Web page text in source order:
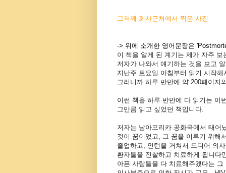
그저께 회사근처에서 찍은 사진
-> 위에 소개한 영어문장은
이 책을 알게 된 계기는 제가 자주
저자가 나와서 얘기하는 것을 보고
지난주 토요일 아침부터 읽기 시작
그러니까 하루 반만에 약 200페이지
이런 책을 하루 반만에 다 읽기는 이
그만큼 읽고 싶었던 책입니다.
저자는 남아프리카 공화국에서 태어
것이 꿈이었고, 그 꿈을 이루기 위해
졸업하고, 인턴을 거쳐서 드디어 의
환자들을 진찰하고 치료하게 됩니
아픈 사람들을 다 치료해주겠다는